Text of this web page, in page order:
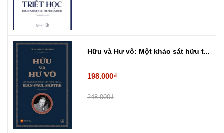
Hữu và Hư vô: Một khảo sát hữu t...
198.000₫
248.000₫